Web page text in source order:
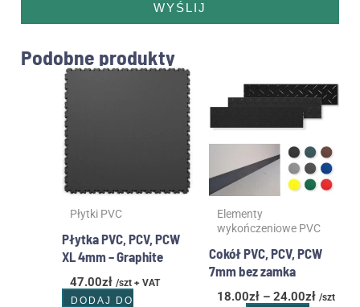
WYŚLIJ
Podobne produkty
Płytki PVC
Płytka PVC, PCV, PCW
XL 4mm – Graphite
47.00zł /szt + VAT
DODAJ DO
Elementy
wykończeniowe PVC
Cokół PVC, PCV, PCW
7mm bez zamka
18.00zł – 24.00zł
cen:
od
18.00zł
24.00zł
/szt
produkt
wiele
wariantów.
Opcje
można
wybrać
na
stronie
produktu